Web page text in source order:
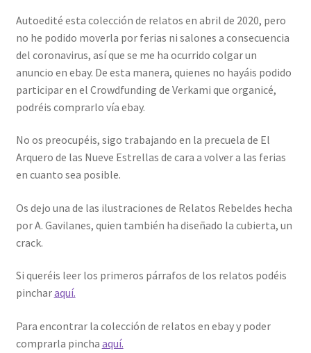
Autoedité esta colección de relatos en abril de 2020, pero
no he podido moverla por ferias ni salones a consecuencia
del coronavirus, así que se me ha ocurrido colgar un
anuncio en ebay. De esta manera, quienes no hayáis podido
participar en el Crowdfunding de Verkami que organicé,
podréis comprarlo vía ebay.
No os preocupéis, sigo trabajando en la precuela de El
Arquero de las Nueve Estrellas de cara a volver a las ferias
en cuanto sea posible.
Os dejo una de las ilustraciones de Relatos Rebeldes hecha
por A. Gavilanes, quien también ha diseñado la cubierta, un
crack.
Si queréis leer los primeros párrafos de los relatos podéis
pincharaquí.
Para encontrar la colección de relatos en ebay y poder
comprarla pincha aquí.